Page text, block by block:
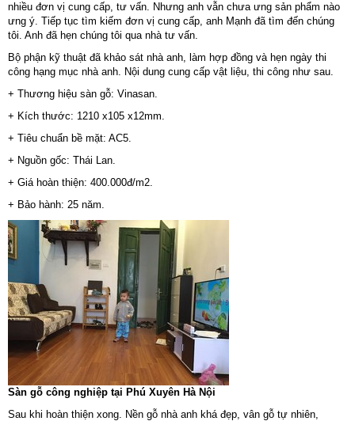
nhiều đơn vị cung cấp, tư vấn. Nhưng anh vẫn chưa ưng sản phẩm nào
ưng ý. Tiếp tục tìm kiếm đơn vị cung cấp, anh Mạnh đã tìm đến chúng
tôi. Anh đã hẹn chúng tôi qua nhà tư vấn.
Bộ phận kỹ thuật đã khảo sát nhà anh, làm hợp đồng và hẹn ngày thi
công hạng mục nhà anh. Nội dung cung cấp vật liệu, thi công như sau.
+ Thương hiệu sàn gỗ: Vinasan.
+ Kích thước: 1210 x105 x12mm.
+ Tiêu chuẩn bề mặt: AC5.
+ Nguồn gốc: Thái Lan.
+ Giá hoàn thiện: 400.000đ/m2.
+ Bảo hành: 25 năm.
Sàn gỗ công nghiệp tại Phú Xuyên Hà Nội
Sau khi hoàn thiện xong. Nền gỗ nhà anh khá đẹp, vân gỗ tự nhiên,